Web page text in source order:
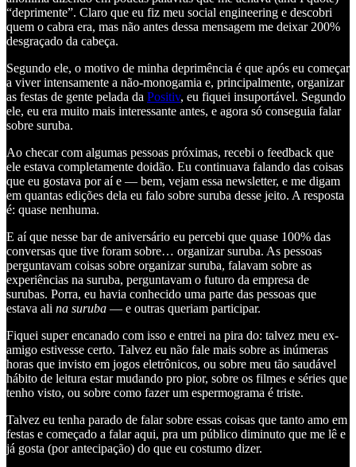
“deprimente”. Claro que eu fiz meu social engineering e descobri
quem o cabra era, mas não antes dessa mensagem me deixar 200%
desgraçado da cabeça.
Segundo ele, o motivo de minha deprimência é que após eu começar
a viver intensamente a não-monogamia e, principalmente, organizar
as festas de gente pelada da Positiv, eu fiquei insuportável. Segundo
ele, eu era muito mais interessante antes, e agora só conseguia falar
sobre suruba.
Ao checar com algumas pessoas próximas, recebi o feedback que
ele estava completamente doidão. Eu continuava falando das coisas
que eu gostava por aí e — bem, vejam essa newsletter, e me digam
em quantas edições dela eu falo sobre suruba desse jeito. A resposta
é: quase nenhuma.
E aí que nesse bar de aniversário eu percebi que quase 100% das
conversas que tive foram sobre… organizar suruba. As pessoas
perguntavam coisas sobre organizar suruba, falavam sobre as
experiências na suruba, perguntavam o futuro da empresa de
surubas. Porra, eu havia conhecido uma parte das pessoas que
estava ali na suruba — e outras queriam participar.
Fiquei super encanado com isso e entrei na pira do: talvez meu ex-
amigo estivesse certo. Talvez eu não fale mais sobre as inúmeras
horas que invisto em jogos eletrônicos, ou sobre meu tão saudável
hábito de leitura estar mudando pro pior, sobre os filmes e séries que
tenho visto, ou sobre como fazer um espermograma é triste.
Talvez eu tenha parado de falar sobre essas coisas que tanto amo em
festas e começado a falar aqui, pra um público diminuto que me lê e
já gosta (por antecipação) do que eu costumo dizer.